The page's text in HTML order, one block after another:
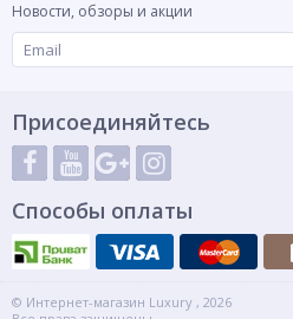
Новости, обзоры и акции
Присоединяйтесь
Способы оплаты
© Интернет-магазин Luxury , 2026